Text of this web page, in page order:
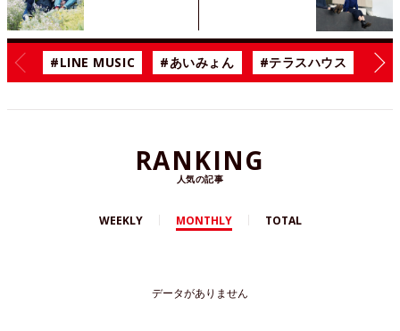
#LINE MUSIC #あいみょん #テラスハウス #漫
RANKING
人気の記事
WEEKLY MONTHLY TOTAL
データがありません